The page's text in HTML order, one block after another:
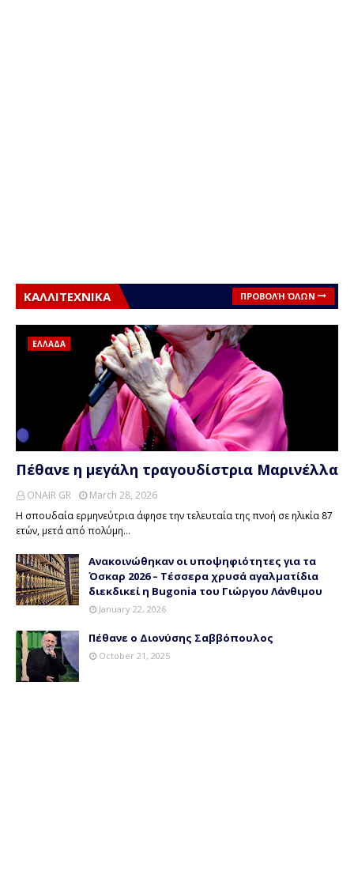
ΚΑΛΛΙΤΕΧΝΙΚΑ ΠΡΟΒΟΛΉ ΌΛΩΝ
ΕΛΛΑΔΑ
Πέθανε η μεγάλη τραγουδίστρια Μαρινέλλα
ONAIR GR
March 28, 2026
Η σπουδαία ερμηνεύτρια άφησε την τελευταία της πνοή σε ηλικία 87
ετών, μετά από πολύμη…
Ανακοινώθηκαν οι υποψηφιότητες για τα
Όσκαρ 2026 – Τέσσερα χρυσά αγαλματίδια
διεκδικεί η Bugonia του Γιώργου Λάνθιμου
January 22, 2026
Πέθανε ο Διονύσης Σαββόπουλος
October 21, 2025